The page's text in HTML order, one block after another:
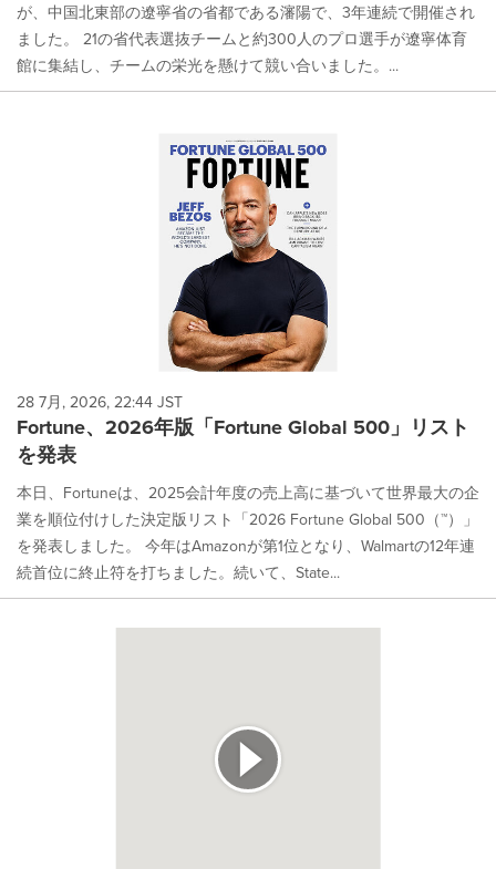
が、中国北東部の遼寧省の省都である瀋陽で、3年連続で開催され
ました。 21の省代表選抜チームと約300人のプロ選手が遼寧体育
館に集結し、チームの栄光を懸けて競い合いました。...
28 7月, 2026, 22:44 JST
Fortune、2026年版「Fortune Global 500」リスト
を発表
本日、Fortuneは、2025会計年度の売上高に基づいて世界最大の企
業を順位付けした決定版リスト「2026 Fortune Global 500（™）」
を発表しました。 今年はAmazonが第1位となり、Walmartの12年連
続首位に終止符を打ちました。続いて、State...